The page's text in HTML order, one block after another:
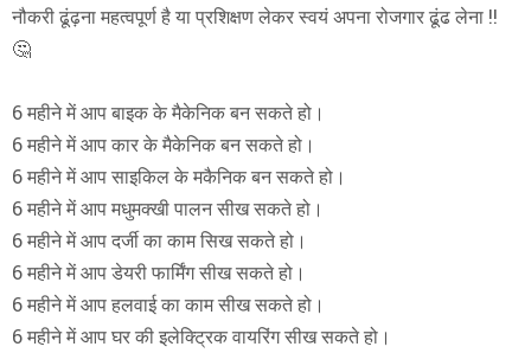
नौकरी ढूंढ़ना महत्वपूर्ण है या प्रशिक्षण लेकर स्वयं अपना रोजगार ढूंढ लेना !!
🤔
6 महीने में आप बाइक के मैकेनिक बन सकते हो।
6 महीने में आप कार के मैकेनिक बन सकते हो।
6 महीने में आप साइकिल के मकैनिक बन सकते हो।
6 महीने में आप मधुमक्खी पालन सीख सकते हो।
6 महीने में आप दर्जी का काम सिख सकते हो।
6 महीने में आप डेयरी फार्मिंग सीख सकते हो।
6 महीने में आप हलवाई का काम सीख सकते हो।
6 महीने में आप घर की इलेक्ट्रिक वायरिंग सीख सकते हो।